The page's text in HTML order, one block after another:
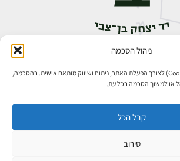
ניהול הסכמה
אנו משתמשים בעוגיות (Cookies) לצורך הפעלת האתר, ניתוח ושיווק מותאם אישית. בהסכמה,
או למשוך הסכמה בכל עת.
קבל הכל
סירוב
14, רחביה, ירושלים